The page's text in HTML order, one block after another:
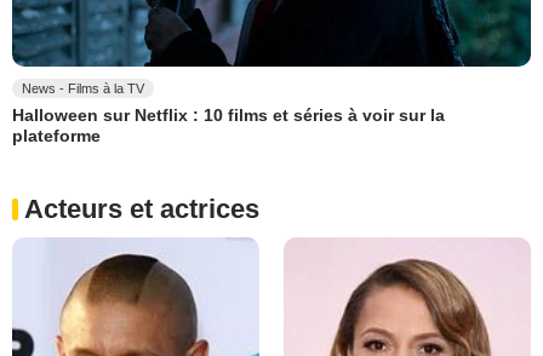
News - Films à la TV
Halloween sur Netflix : 10 films et séries à voir sur la
plateforme
Acteurs et actrices